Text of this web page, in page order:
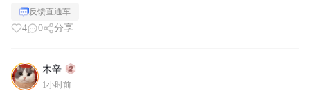
反馈直通车
4 0 分享
木辛
1小时前